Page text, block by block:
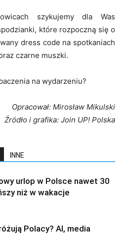
szykujemy dla Was
które rozpoczną się o
dress code na spotkaniach
czarne muszki.
na wydarzeniu?
Opracował: Mirosław Mikulski
Źródło i grafika: Join UP! Polska
INNE
urlop w Polsce nawet 30
niż w wakacje
Polacy? AI, media